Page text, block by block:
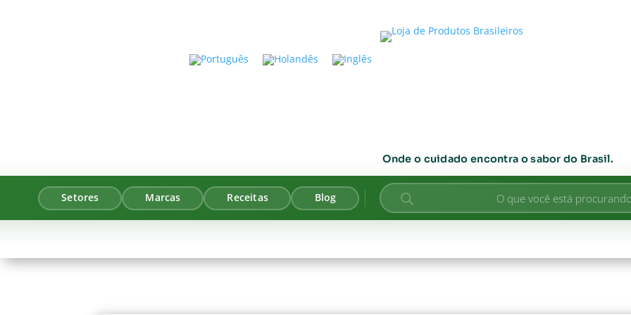
Onde o cuidado encontra o sabor do Brasil.
Setores Marcas Receitas Blog Pesquisar
produtos